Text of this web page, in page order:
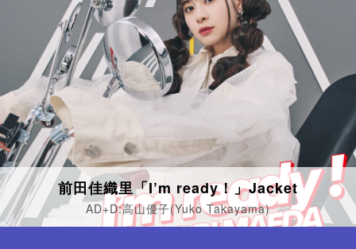
前田佳織里「I’m ready！」Jacket
AD+D:高山優子(Yuko Takayama)